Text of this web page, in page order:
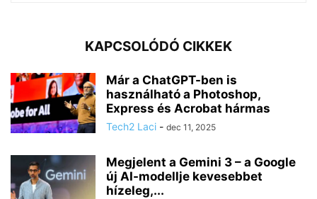
KAPCSOLÓDÓ CIKKEK
Már a ChatGPT-ben is
használható a Photoshop,
Express és Acrobat hármas
Tech2 Laci - dec 11, 2025
Megjelent a Gemini 3 – a Google
új AI-modellje kevesebbet
hízeleg,...